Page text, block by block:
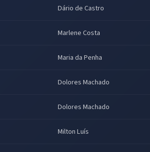
Dário de Castro
Marlene Costa
Maria da Penha
Dolores Machado
Dolores Machado
Milton Luís